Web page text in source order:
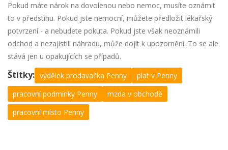
Pokud máte nárok na dovolenou nebo nemoc, musíte oznámit
to v předstihu. Pokud jste nemocní, můžete předložit lékařský
potvrzení - a nebudete pokuta. Pokud jste však neoznámili
odchod a nezajistili náhradu, může dojít k upozornění. To se ale
stává jen u opakujících se případů.
Štítky: výdělek prodavačka Penny
plat v Penny
pracovní podmínky Penny
mzda v obchodě
pracovní místo Penny